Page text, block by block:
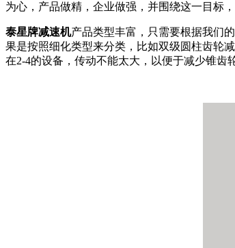
为心，产品做精，企业做强，并围绕这一目标，
泰星牌减速机产品类型丰富，只需要根据我们
果是按照细化类型来分类，比如双级圆柱齿轮
在2-4的设备，传动不能太大，以便于减少锥齿